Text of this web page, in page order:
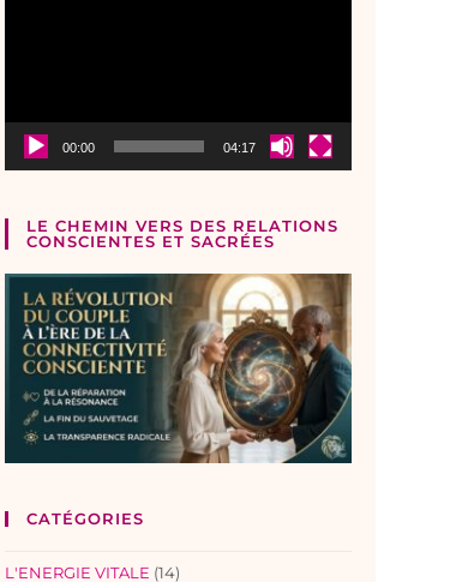
00:00 04:17
LE CHEMIN VERS DES RELATIONS
CONSCIENTES ET SACRÉES
CATÉGORIES
L'ENERGIE VITALE (14)